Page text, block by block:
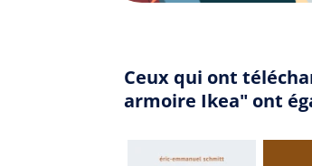
Ceux qui ont
armoire Ikea" ont